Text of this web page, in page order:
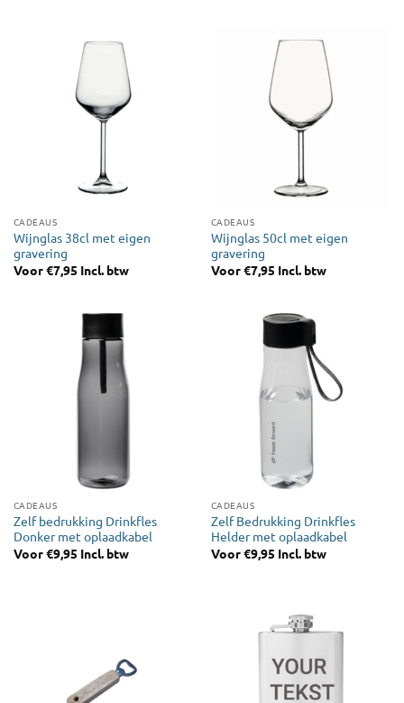
CADEAUS
Wijnglas 38cl met eigen
gravering
Voor€7,95 Incl. btw
CADEAUS
Wijnglas 50cl met eigen
gravering
Voor€7,95 Incl. btw
CADEAUS
Zelf bedrukking Drinkfles
Donker met oplaadkabel
Voor€9,95 Incl. btw
CADEAUS
Zelf Bedrukking Drinkfles
Helder met oplaadkabel
Voor€9,95 Incl. btw